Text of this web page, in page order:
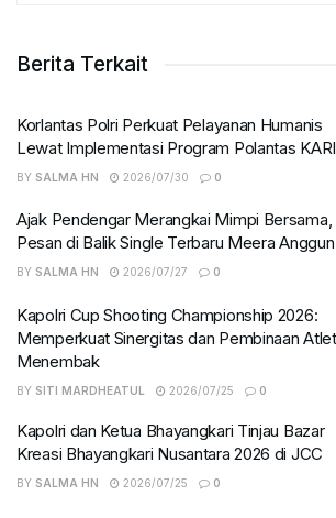
Berita Terkait
Korlantas Polri Perkuat Pelayanan Humanis
Lewat Implementasi Program Polantas
BY SALMA HN 2026/07/30 0
Ajak Pendengar Merangkai Mimpi Bersama,
Pesan di Balik Single Terbaru Meera Anggun
BY SALMA HN 2026/07/27 0
Kapolri Cup Shooting Championship 2026:
Memperkuat Sinergitas dan Pembinaan Atlet
Menembak
BY SITI MARDHEATUL 2026/07/25 0
Kapolri dan Ketua Bhayangkari Tinjau Bazar
Kreasi Bhayangkari Nusantara 2026 di JCC
BY SALMA HN 2026/07/25 0